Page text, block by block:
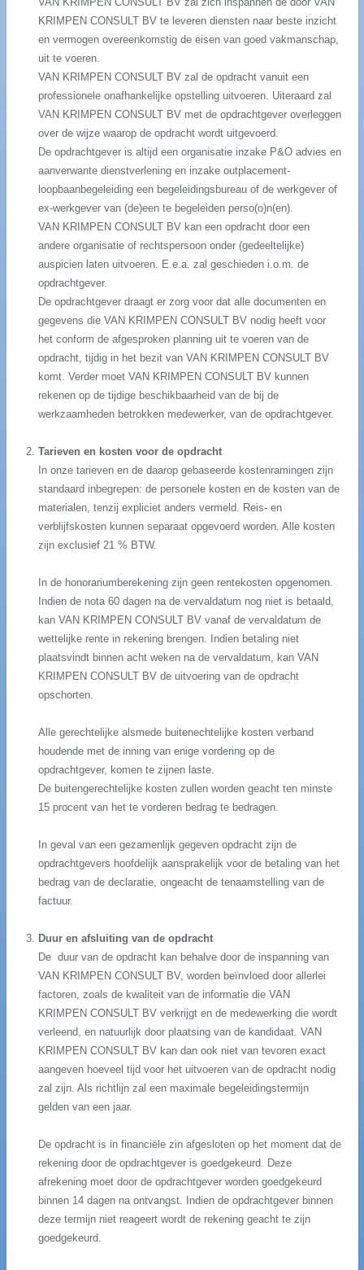
KRIMPEN CONSULT BV te leveren diensten naar beste inzicht
en vermogen overeenkomstig de eisen van goed vakmanschap,
uit te voeren.
VAN KRIMPEN CONSULT BV zal de opdracht vanuit een
professionele onafhankelijke opstelling uitvoeren. Uiteraard zal
VAN KRIMPEN CONSULT BV met de opdrachtgever overleggen
over de wijze waarop de opdracht wordt uitgevoerd.
De opdrachtgever is altijd een organisatie inzake P&O advies en
aanverwante dienstverlening en inzake outplacement-
loopbaanbegeleiding een begeleidingsbureau of de werkgever of
ex-werkgever van (de)een te begeleiden perso(o)n(en).
VAN KRIMPEN CONSULT BV kan een opdracht door een
andere organisatie of rechtspersoon onder (gedeeltelijke)
auspicien laten uitvoeren. E.e.a. zal geschieden i.o.m. de
opdrachtgever.
De opdrachtgever draagt er zorg voor dat alle documenten en
gegevens die VAN KRIMPEN CONSULT BV nodig heeft voor
het conform de afgesproken planning uit te voeren van de
opdracht, tijdig in het bezit van VAN KRIMPEN CONSULT BV
komt. Verder moet VAN KRIMPEN CONSULT BV kunnen
rekenen op de tijdige beschikbaarheid van de bij de
werkzaamheden betrokken medewerker, van de opdrachtgever.
Tarieven en kosten voor de opdracht
In onze tarieven en de daarop gebaseerde kostenramingen zijn
standaard inbegrepen: de personele kosten en de kosten van de
materialen, tenzij expliciet anders vermeld. Reis- en
verblijfskosten kunnen separaat opgevoerd worden. Alle kosten
zijn exclusief 21 % BTW.
In de honorariumberekening zijn geen rentekosten opgenomen.
Indien de nota 60 dagen na de vervaldatum nog niet is betaald,
kan VAN KRIMPEN CONSULT BV vanaf de vervaldatum de
wettelijke rente in rekening brengen. Indien betaling niet
plaatsvindt binnen acht weken na de vervaldatum, kan VAN
KRIMPEN CONSULT BV de uitvoering van de opdracht
opschorten.
Alle gerechtelijke alsmede buitenechtelijke kosten verband
houdende met de inning van enige vordering op de
opdrachtgever, komen te zijnen laste.
De buitengerechtelijke kosten zullen worden geacht ten minste
15 procent van het te vorderen bedrag te bedragen.
In geval van een gezamenlijk gegeven opdracht zijn de
opdrachtgevers hoofdelijk aansprakelijk voor de betaling van het
bedrag van de declaratie, ongeacht de tenaamstelling van de
factuur.
Duur en afsluiting van de opdracht
De duur van de opdracht kan behalve door de inspanning van
VAN KRIMPEN CONSULT BV, worden beïnvloed door allerlei
factoren, zoals de kwaliteit van de informatie die VAN
KRIMPEN CONSULT BV verkrijgt en de medewerking die wordt
verleend, en natuurlijk door plaatsing van de kandidaat. VAN
KRIMPEN CONSULT BV kan dan ook niet van tevoren exact
aangeven hoeveel tijd voor het uitvoeren van de opdracht nodig
zal zijn. Als richtlijn zal een maximale begeleidingstermijn
gelden van een jaar.
De opdracht is in financiële zin afgesloten op het moment dat de
rekening door de opdrachtgever is goedgekeurd. Deze
afrekening moet door de opdrachtgever worden goedgekeurd
binnen 14 dagen na ontvangst. Indien de opdrachtgever binnen
deze termijn niet reageert wordt de rekening geacht te zijn
goedgekeurd.